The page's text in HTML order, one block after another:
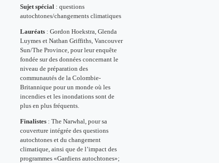
Sujet spécial : questions
autochtones/changements climatiques
Lauréats : Gordon Hoekstra, Glenda
Luymes et Nathan Griffiths, Vancouver
Sun/The Province, pour leur enquête
fondée sur des données concernant le
niveau de préparation des
communautés de la Colombie-
Britannique pour un monde où les
incendies et les inondations sont de
plus en plus fréquents.
Finalistes : The Narwhal, pour sa
couverture intégrée des questions
autochtones et du changement
climatique, ainsi que de l’impact des
programmes «Gardiens autochtones»;